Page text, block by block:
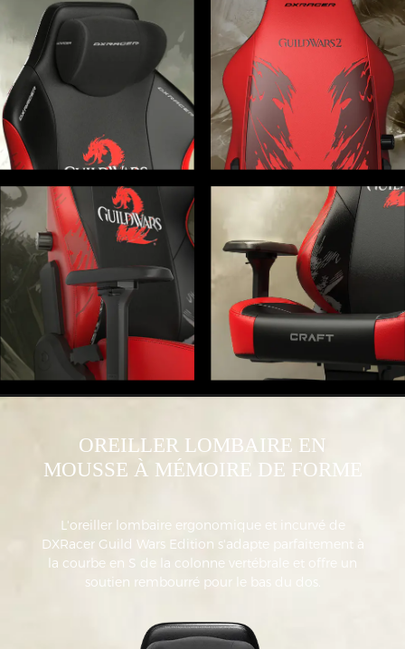
OREILLER LOMBAIRE EN
MOUSSE À MÉMOIRE DE FORME
L'oreiller lombaire ergonomique et incurvé de
DXRacer Guild Wars Edition s'adapte parfaitement à
la courbe en S de la colonne vertébrale et offre un
soutien rembourré pour le bas du dos.